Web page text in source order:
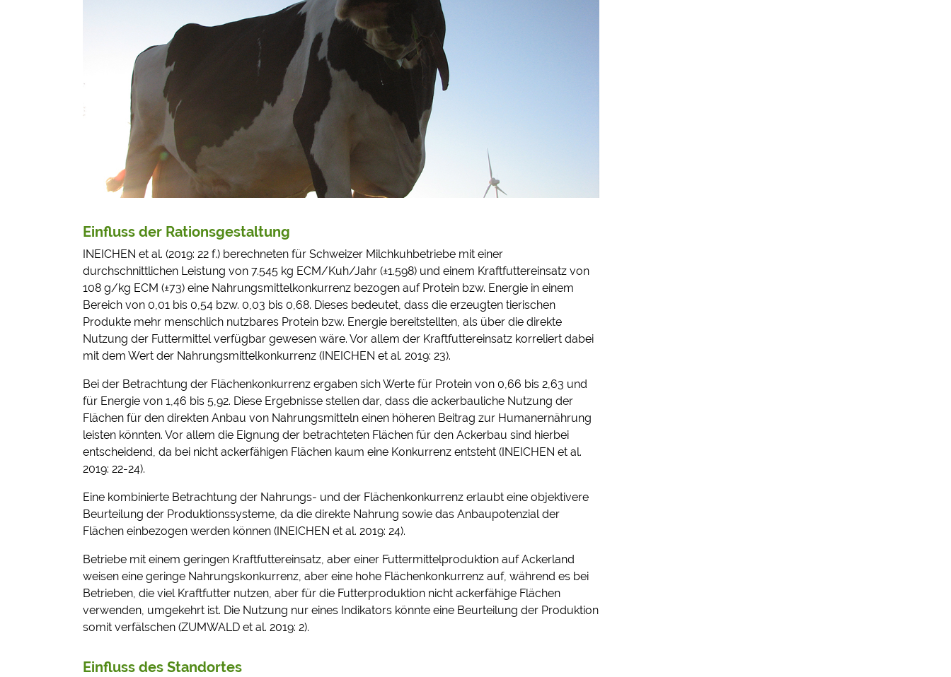
Einfluss der Rationsgestaltung
INEICHEN et al. (2019: 22 f.) berechneten für Schweizer Milchkuhbetriebe mit einer
durchschnittlichen Leistung von 7.545 kg ECM/Kuh/Jahr (±1.598) und einem Kraftfuttereinsatz von
108 g/kg ECM (±73) eine Nahrungsmittelkonkurrenz bezogen auf Protein bzw. Energie in einem
Bereich von 0,01 bis 0,54 bzw. 0,03 bis 0,68. Dieses bedeutet, dass die erzeugten tierischen
Produkte mehr menschlich nutzbares Protein bzw. Energie bereitstellten, als über die direkte
Nutzung der Futtermittel verfügbar gewesen wäre. Vor allem der Kraftfuttereinsatz korreliert dabei
mit dem Wert der Nahrungsmittelkonkurrenz (INEICHEN et al. 2019: 23).
Bei der Betrachtung der Flächenkonkurrenz ergaben sich Werte für Protein von 0,66 bis 2,63 und
für Energie von 1,46 bis 5,92. Diese Ergebnisse stellen dar, dass die ackerbauliche Nutzung der
Flächen für den direkten Anbau von Nahrungsmitteln einen höheren Beitrag zur Humanernährung
leisten könnten. Vor allem die Eignung der betrachteten Flächen für den Ackerbau sind hierbei
entscheidend, da bei nicht ackerfähigen Flächen kaum eine Konkurrenz entsteht (INEICHEN et al.
2019: 22-24).
Eine kombinierte Betrachtung der Nahrungs- und der Flächenkonkurrenz erlaubt eine objektivere
Beurteilung der Produktionssysteme, da die direkte Nahrung sowie das Anbaupotenzial der
Flächen einbezogen werden können (INEICHEN et al. 2019: 24).
Betriebe mit einem geringen Kraftfuttereinsatz, aber einer Futtermittelproduktion auf Ackerland
weisen eine geringe Nahrungskonkurrenz, aber eine hohe Flächenkonkurrenz auf, während es bei
Betrieben, die viel Kraftfutter nutzen, aber für die Futterproduktion nicht ackerfähige Flächen
verwenden, umgekehrt ist. Die Nutzung nur eines Indikators könnte eine Beurteilung der Produktion
somit verfälschen (ZUMWALD et al. 2019: 2).
Einfluss des Standortes